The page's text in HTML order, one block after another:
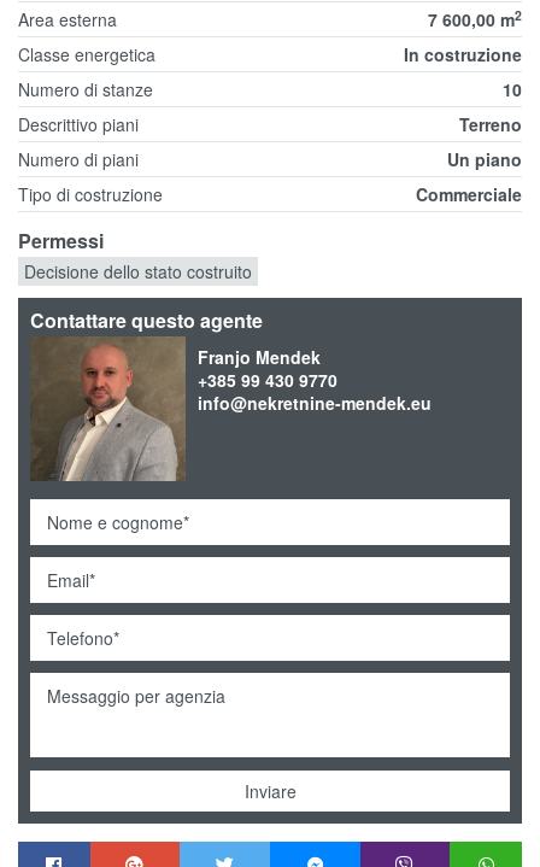
Area esterna 7 600,00 m2
Classe energetica
In costruzione
Numero di stanze
10
Descrittivo piani
Terreno
Numero di piani
Un piano
Tipo di costruzione
Commerciale
Permessi
Decisione dello stato costruito
Contattare questo agente
Franjo Mendek
+385 99 430 9770
info@nekretnine-mendek.eu
Inviare